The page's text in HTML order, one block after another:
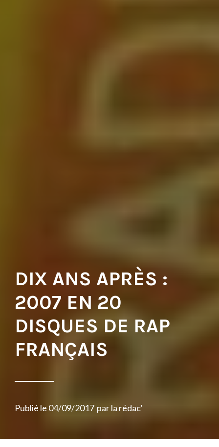
DIX ANS APRÈS :
2007 EN 20
DISQUES DE RAP
FRANÇAIS
Publié le 04/09/2017 parla rédac'